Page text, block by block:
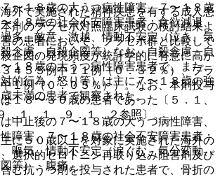
外で実施された精神疾患を有する成人患
剤のプラセボ対照臨床試験の検討結果よ
の患者において、プラセボ群と比較して
企図の発現頻度が統計学的に有意に高か
４５５例中１１例（０．３２％）、プラ
１例（０．０５％））。なお、本剤投与
１８〜３０歳の患者であった〔５．１、
．１．１、９．１．２参照〕。
に５０歳以上を対象に実施された海外の
選択的セロトニン再取り込み阻害剤及び
む抗うつ剤を投与された患者で、骨折の
〜１８歳の大うつ病性障害、７〜１８歳
１８歳の社会不安障害患者：食欲減退、
多、敵意、激越、情動不安定（泣き、気
念慮、自殺企図等）なお、自殺念慮、自
１８歳の大うつ病性障害患者で、また、
的行為、怒り等）は主に７〜１８歳の強
未満の患者で観察された。
中止後の７〜１８歳の大うつ病性障害、
障害、７〜１８歳の社会不安障害患者：
嘔気、情動不安定（涙ぐむ、気分変動、
等）、腹痛。